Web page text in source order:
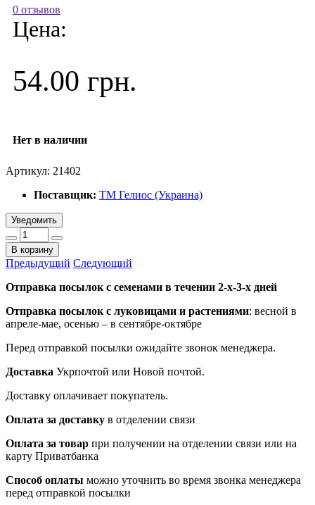
0 отзывов
Цена:
54.00 грн.
Нет в наличии
Артикул: 21402
Поставщик: ТМ Гелиос (Украина)
Уведомить
В корзину
Предыдущий Следующий
Отправка посылок с семенами в течении 2-х-3-х дней
Отправка посылок с луковицами и растениями: весной в
апреле-мае, осенью – в сентябре-октябре
Перед отправкой посылки ожидайте звонок менеджера.
Доставка Укрпочтой или Новой почтой.
Доставку оплачивает покупатель.
Оплата за доставку в отделении связи
Оплата за товар при получении на отделении связи или на
карту Приватбанка
Способ оплаты можно уточнить во время звонка менеджера
перед отправкой посылки